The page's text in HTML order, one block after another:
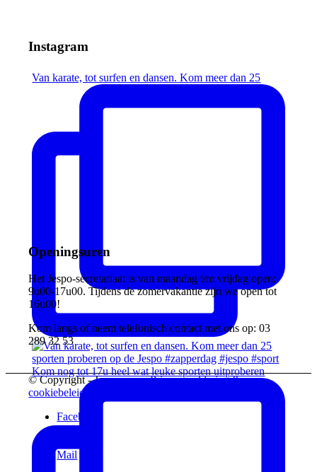
Instagram
Van karate, tot surfen en dansen. Kom meer dan 25
Kom nog tot 17u heel wat leuke sporten uitproberen
Openingsuren
Het Jespo-secretariaat is van maandag t/m vrijdag open:
9u00-17u00. Tijdens de zomervakantie zijn we open tot
16u00!
Kom langs of neem telefonisch contact met ons op: 03
289 32 53
© Copyright - Jespo vzw -Privacyverklaring &
cookiebeleid
Facebook
Instagram
Mail